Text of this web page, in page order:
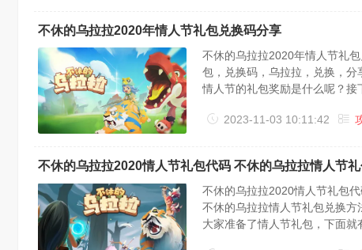
不休的乌拉拉2020年情人节礼包兑换码分享
不休的乌拉拉2020年情人节礼
包，兑换码，乌拉拉，兑换，
情人节的礼包奖励是什么呢？接
公众号菜单-便捷服务-礼包兑换
2023-11-03 10:11:42
不休的乌拉拉2020情人节礼包代码 不休的乌拉拉情人节
不休的乌拉拉2020情人节礼包
不休的乌拉拉情人节礼包兑换
大家准备了情人节礼包，下面